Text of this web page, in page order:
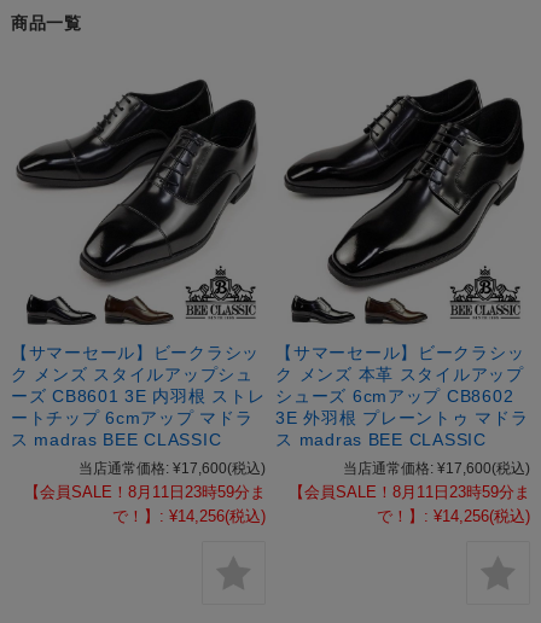
商品一覧
【サマーセール】ビークラシッ
ク メンズ スタイルアップシュ
ーズ CB8601 3E 内羽根 ストレ
ートチップ 6cmアップ マドラ
ス madras BEE CLASSIC
当店通常価格: ¥17,600(税込)
【会員SALE！8月11日23時59分ま
で！】: ¥14,256(税込)
【サマーセール】ビークラシッ
ク メンズ 本革 スタイルアップ
シューズ 6cmアップ CB8602
3E 外羽根 プレーントゥ マドラ
ス madras BEE CLASSIC
当店通常価格: ¥17,600(税込)
【会員SALE！8月11日23時59分ま
で！】: ¥14,256(税込)